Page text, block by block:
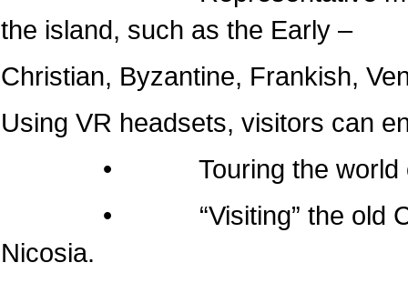
the island, such as the Early –
Christian, Byzantine, Frankish,
Using VR headsets, visitors can
• Touring the world of
• “Visiting” the old
Nicosia.